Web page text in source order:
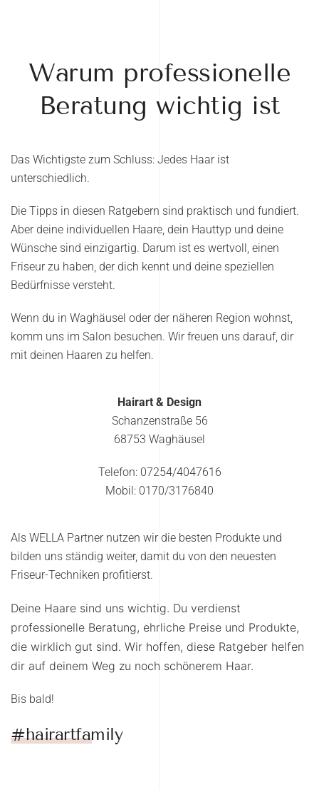
Warum professionelle
Beratung wichtig ist
Das Wichtigste zum Schluss: Jedes Haar ist
unterschiedlich.
Die Tipps in diesen Ratgebern sind praktisch und fundiert.
Aber deine individuellen Haare, dein Hauttyp und deine
Wünsche sind einzigartig. Darum ist es wertvoll, einen
Friseur zu haben, der dich kennt und deine speziellen
Bedürfnisse versteht.
Wenn du in Waghäusel oder der näheren Region wohnst,
komm uns im Salon besuchen. Wir freuen uns darauf, dir
mit deinen Haaren zu helfen.
Hairart & Design
Schanzenstraße 56
68753 Waghäusel
Telefon: 07254/4047616
Mobil: 0170/3176840
Als WELLA Partner nutzen wir die besten Produkte und
bilden uns ständig weiter, damit du von den neuesten
Friseur-Techniken profitierst.
Deine Haare sind uns wichtig. Du verdienst
professionelle Beratung, ehrliche Preise und Produkte,
die wirklich gut sind. Wir hoffen, diese Ratgeber helfen
dir auf deinem Weg zu noch schönerem Haar.
Bis bald!
#hairartfamily